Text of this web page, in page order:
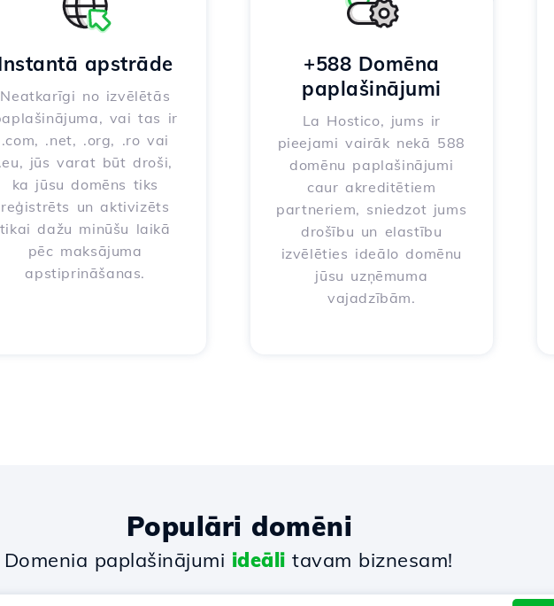
apstrāde
Neatkarīgi no izvēlētās
vai tas ir
.com, .net, .org, .ro vai
.eu, jūs varat būt droši,
ka jūsu domēns tiks
reģistrēts un aktivizēts
tikai dažu minūšu laikā
pēc maksājuma
apstiprināšanas.
+588 Domēna
paplašinājumi
La Hostico, jums ir
pieejami vairāk nekā 588
domēnu paplašinājumi
caur akreditētiem
partneriem, sniedzot jums
drošību un elastību
izvēlēties ideālo domēnu
jūsu uzņēmuma
vajadzībām.
Populāri domēni
Domenia paplašinājumi ideāli tavam biznesam!